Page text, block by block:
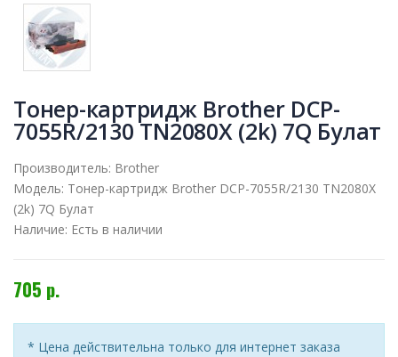
Тонер-картридж Brother DCP-
7055R/2130 TN2080X (2k) 7Q Булат
Производитель: Brother
Модель: Тонер-картридж Brother DCP-7055R/2130 TN2080X
(2k) 7Q Булат
Наличие: Есть в наличии
705 р.
* Цена действительна только для интернет заказа